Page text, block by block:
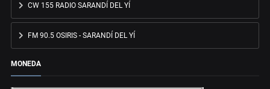
CW 155 RADIO SARANDÍ DEL YÍ
FM 90.5 OSIRIS - SARANDÍ DEL YÍ
MONEDA